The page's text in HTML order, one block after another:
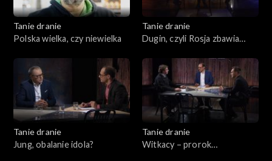
Tanie dranie
Polska wielka, czy niewielka
Tanie dranie
Dugin, czyli Rosja zbawia
Tanie dranie
Jung, obalanie idola?
Tanie dranie
Witkacy – prorok